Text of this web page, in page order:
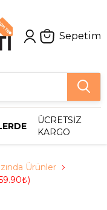
Sepetim
ÜCRETSİZ
KARGO
Ürünler